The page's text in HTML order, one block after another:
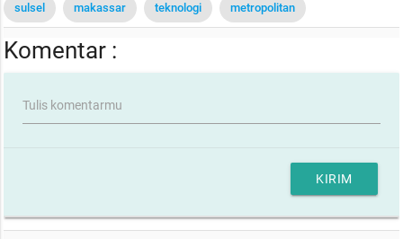
sulsel makassar teknologi metropolitan
Komentar :
Tulis komentarmu
KIRIM